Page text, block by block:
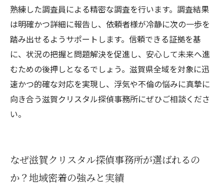
熟練した調査員による精密な調査を行います。調査結果
は明確かつ詳細に報告し、依頼者様が冷静に次の一歩を
踏み出せるようサポートします。信頼できる証拠を基
に、状況の把握と問題解決を促進し、安心して未来へ進
むための後押しとなるでしょう。滋賀県全域を対象に迅
速かつ的確な対応を実現し、浮気や不倫の悩みに真摯に
向き合う滋賀クリスタル探偵事務所にぜひご相談くださ
い。
なぜ滋賀クリスタル探偵事務所が選ばれるの
か？地域密着の強みと実績